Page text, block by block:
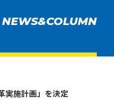
NEWS&COLUMN
実施計画」を決定